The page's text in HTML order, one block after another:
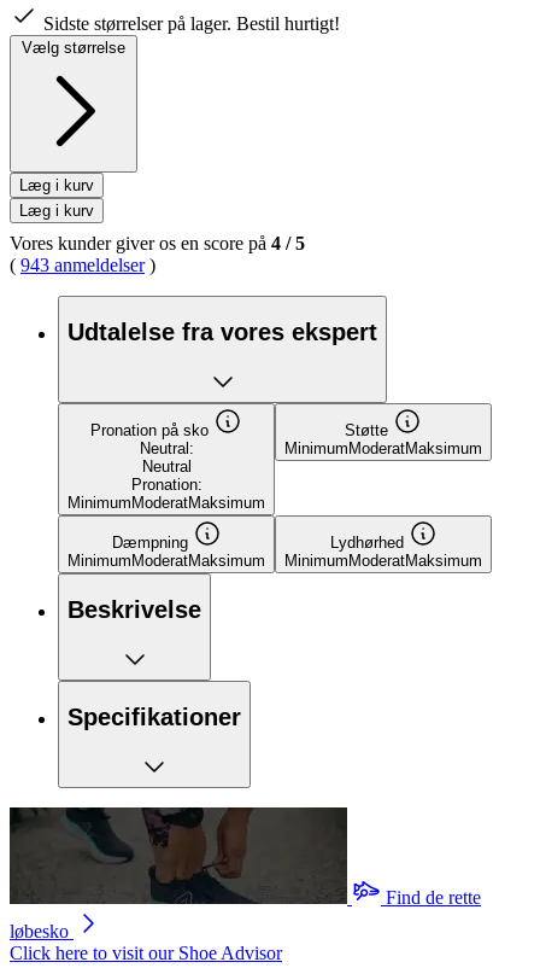
Sidste størrelser på lager. Bestil hurtigt!
Vælg størrelse
Læg i kurv
Læg i kurv
Vores kunder giver os en score på 4 /5
( 943 anmeldelser)
Udtalelse fra vores ekspert
Pronation på sko
Neutral:
Neutral
Pronation:
MinimumModeratMaksimum
Støtte
MinimumModeratMaksimum
Dæmpning
MinimumModeratMaksimum
Lydhørhed
MinimumModeratMaksimum
Beskrivelse
Specifikationer
Find de rette
løbesko
Click here to visit our Shoe Advisor